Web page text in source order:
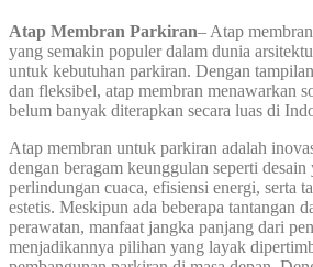
Atap Membran Parkiran– Atap
yang semakin populer dalam dunia
untuk kebutuhan parkiran. Dengan
dan fleksibel, atap membran menawarkan
belum banyak diterapkan secara luas di
Atap membran untuk parkiran adalah
dengan beragam keunggulan seperti
perlindungan cuaca, efisiensi energi, serta
estetis. Meskipun ada beberapa tantangan
perawatan, manfaat jangka panjang dari
menjadikannya pilihan yang layak